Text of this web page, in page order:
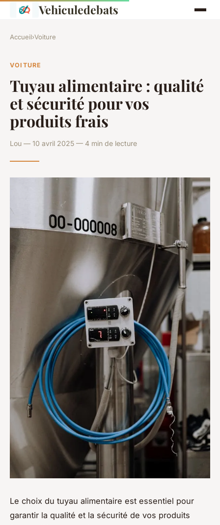
Vehiculedebats
Accueil›Voiture
VOITURE
Tuyau alimentaire : qualité
et sécurité pour vos
produits frais
Lou — 10 avril 2025 — 4 min de lecture
Le choix du tuyau alimentaire est essentiel pour
garantir la qualité et la sécurité de vos produits